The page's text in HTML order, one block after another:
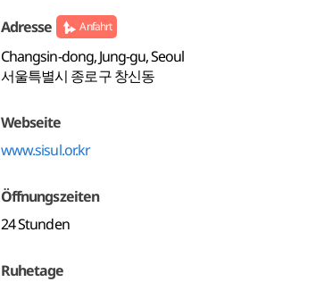
Adresse Anfahrt
Changsin-dong, Jung-gu, Seoul
서울특별시 종로구 창신동
Webseite
www.sisul.or.kr
Öffnungszeiten
24 Stunden
Ruhetage